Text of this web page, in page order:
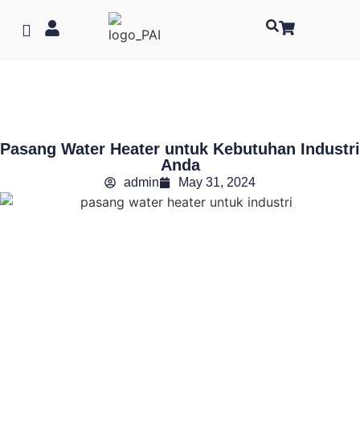
Pasang Water Heater untuk Kebutuhan Industri
Anda
admin May 31, 2024